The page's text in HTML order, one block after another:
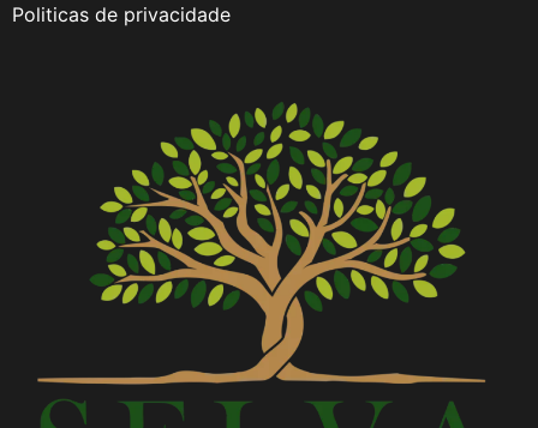
Politicas de privacidade